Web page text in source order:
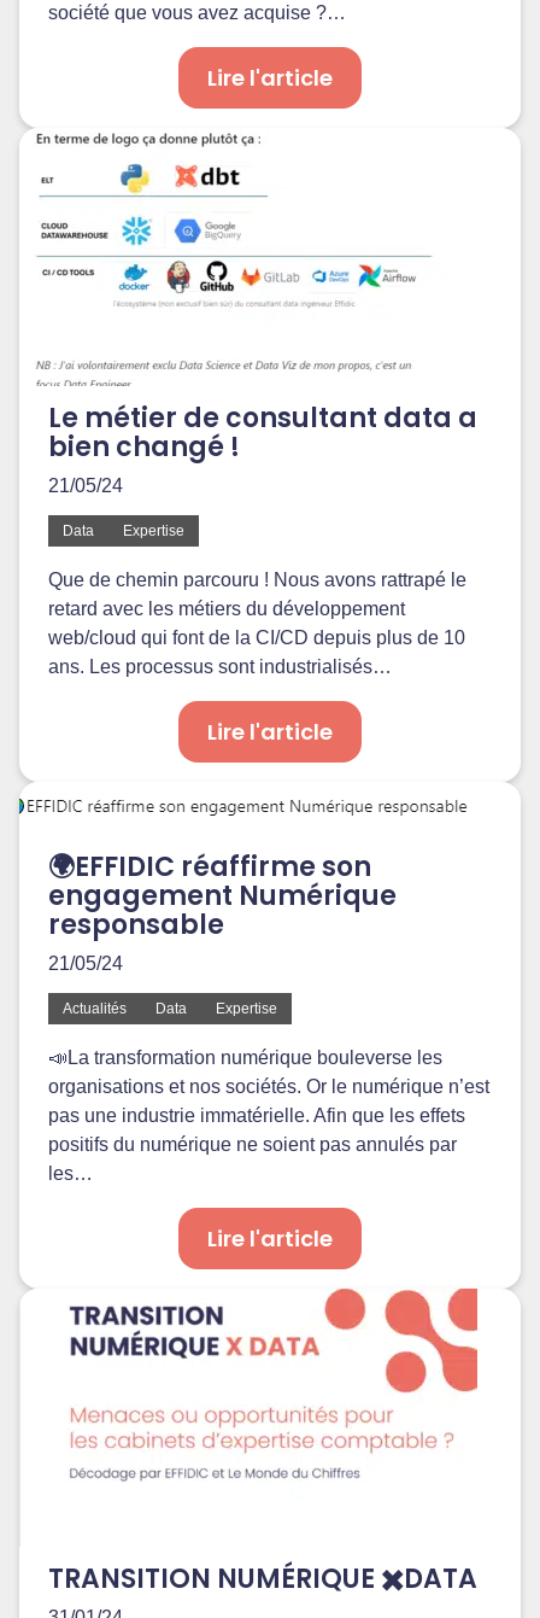
société que vous avez acquise ?…
Lire l'article
Le métier de consultant data a
bien changé !
21/05/24
Data Expertise
Que de chemin parcouru ! Nous avons rattrapé le
retard avec les métiers du développement
web/cloud qui font de la CI/CD depuis plus de 10
ans. Les processus sont industrialisés…
Lire l'article
🌍EFFIDIC réaffirme son
engagement Numérique
responsable
21/05/24
Actualités Data Expertise
📣La transformation numérique bouleverse les
organisations et nos sociétés. Or le numérique n’est
pas une industrie immatérielle. Afin que les effets
positifs du numérique ne soient pas annulés par
les…
Lire l'article
TRANSITION NUMÉRIQUE ✖️DATA